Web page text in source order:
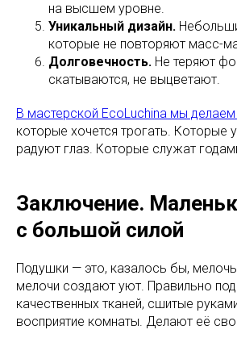
на высшем уровне.
Уникальный дизайн.
которые не повторяют масс-
Долговечность. Не теряют
скатываются, не выцветают.
В мастерской EcoLuchina мы
которые хочется трогать. Которые
радуют глаз. Которые служат
Заключение.
с большой силой
Подушки — это, казалось бы,
мелочи создают уют. Правильно
качественных тканей, сшитые
восприятие комнаты. Делают её